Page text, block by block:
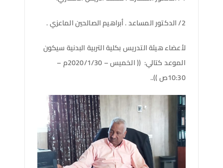
2/ الدكتور المساعد . أبراهيم الصالحين الماعزي .
لأعضاء هيئة التدريس بكلية التربية البدنية سيكون
الموعد كتالي: (( الخميس – 2020/1/30م –
10:30ص ))..